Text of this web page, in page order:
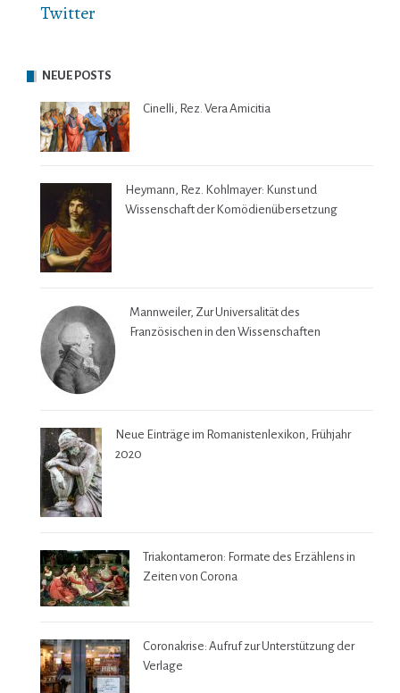
Twitter
NEUE POSTS
Cinelli, Rez. Vera Amicitia
Heymann, Rez. Kohlmayer: Kunst und
Wissenschaft der Komödienübersetzung
Mannweiler, Zur Universalität des
Französischen in den Wissenschaften
Neue Einträge im Romanistenlexikon, Frühjahr
2020
Triakontameron: Formate des Erzählens in
Zeiten von Corona
Coronakrise: Aufruf zur Unterstützung der
Verlage